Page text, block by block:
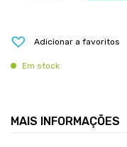
Adicionar a favoritos
Em stock
MAIS INFORMAÇÕES